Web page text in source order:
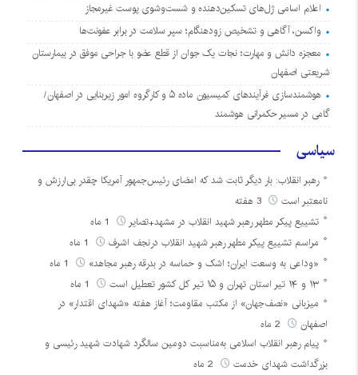
اعلام اسامی ژل‌های تسکین‌دهنده و شست‌وشوی پوست غیرمجاز
واکسن، آگاهی و تشخیص زودهنگام؛ سپر سلامت در برابر عفونت‌ها
معجزه دانش و مهارت؛ نجات یک جوان از قطع عضو با جراحی موفق در بیمارستان
شریعتی اصفهان
هوشمندسازی فرآیندهای کمیسیون ماده ۵ و کارگروه امور زیربنایی در اصفهان/
گامی در مسیر حکمرانی هوشمند
سیاسی
رهبر انقلاب: بار دیگر ثابت شد که امضای رئیس‌جمهور آمریکا چقدر بی‌ارزش و
نامعتبر است
3 هفته
تشییع پیکر مطهر رهبر شهید انقلاب در مشهد+تصایر
مراسم تشییع پیکر مطهر رهبر شهید انقلاب درنجف اشرف
«وداعی به وسعت ایران؛ اشک و حماسه در بدرقه رهبر مجاهد»
۱۳ و ۱۴ تیر استان تهران و ۱۵ تیر کل کشور تعطیل است
میزبانی «نصف‌جهان» از مکتب مقاومت؛ آغاز هفته «شهدای اقتدار» در
اصفهان
پیام رهبر انقلاب اسلامی به‌مناسبت دومین سالگرد شهادت شهید رئیسی و
بزرگداشت شهدای خدمت